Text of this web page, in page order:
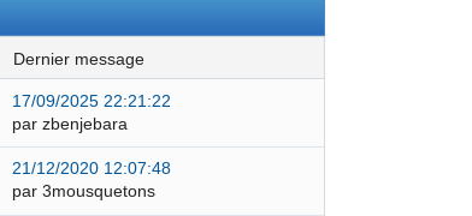
dernier message
17/09/2025 22:21:22
par zbenjebara
21/12/2020 12:07:48
par 3mousquetons